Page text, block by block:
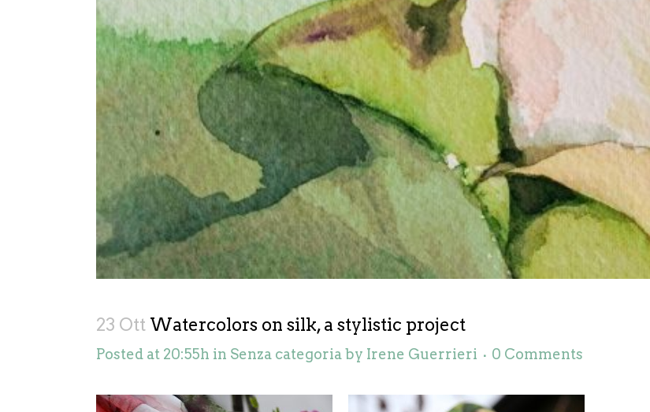
23 Ott Watercolors on silk, a stylistic project
Posted at 20:55h in Senza categoriaby Irene Guerrieri 0 Comments